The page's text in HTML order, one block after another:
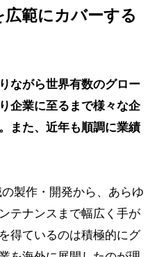
範にカバーする
ながら世界有数のグロー
企業に至るまで様々な企
また、近年も順調に業績
製作・開発から、あらゆ
テナンスまで幅広く手が
得ているのは積極的にグ